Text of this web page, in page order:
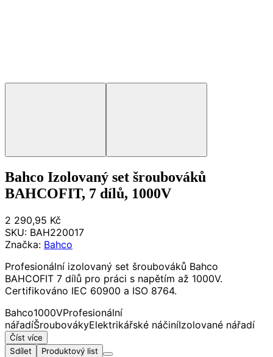
Bahco Izolovaný set šroubováků
BAHCOFIT, 7 dílů, 1000V
2 290,95 Kč
SKU: BAH220017
Značka: Bahco
Profesionální izolovaný set šroubováků Bahco
BAHCOFIT 7 dílů pro práci s napětím až 1000V.
Certifikováno IEC 60900 a ISO 8764.
Bahco1000VProfesionální
nářadíŠroubovákyElektrikářské náčiníIzolované nářadí
Číst více
Sdílet
Produktový list